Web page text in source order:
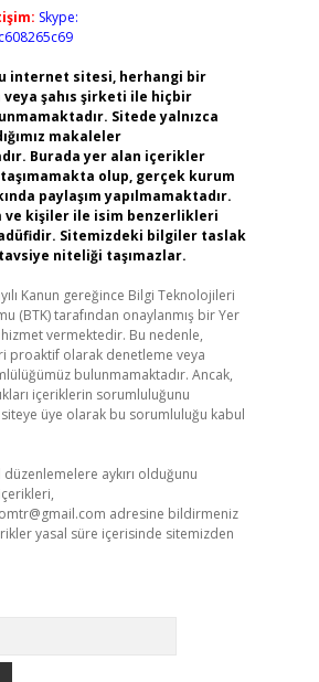
Skype:
internet sitesi, herhangi bir
şahıs şirketi ile hiçbir
Sitede yalnızca
makaleler
Burada yer alan içerikler
olup, gerçek kurum
paylaşım yapılmamaktadır.
ve kişiler ile isim benzerlikleri
Sitemizdeki bilgiler taslak
niteliği taşımazlar.
Kanun gereğince Bilgi Teknolojileri
(BTK) tarafından onaylanmış bir Yer
hizmet vermektedir. Bu nedenle,
proaktif olarak denetleme veya
bulunmamaktadır. Ancak,
içeriklerin sorumluluğunu
üye olarak bu sorumluluğu kabul
düzenlemelere aykırı olduğunu
adresine bildirmeniz
yasal süre içerisinde sitemizden